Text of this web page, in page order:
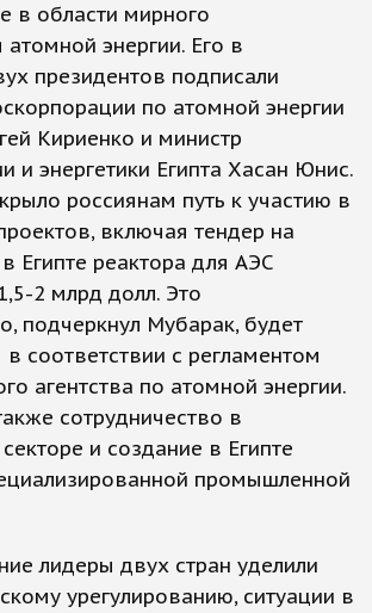
в области мирного
атомной энергии. Его в
президентов подписали
по атомной энергии
Кириенко и министр
и энергетики Египта Хасан Юнис.
россиянам путь к участию в
включая тендер на
Египте реактора для АЭС
2 млрд долл. Это
подчеркнул Мубарак, будет
в соответствии с регламентом
агентства по атомной энергии.
сотрудничество в
и создание в Египте
промышленной
лидеры двух стран уделили
урегулированию, ситуации в